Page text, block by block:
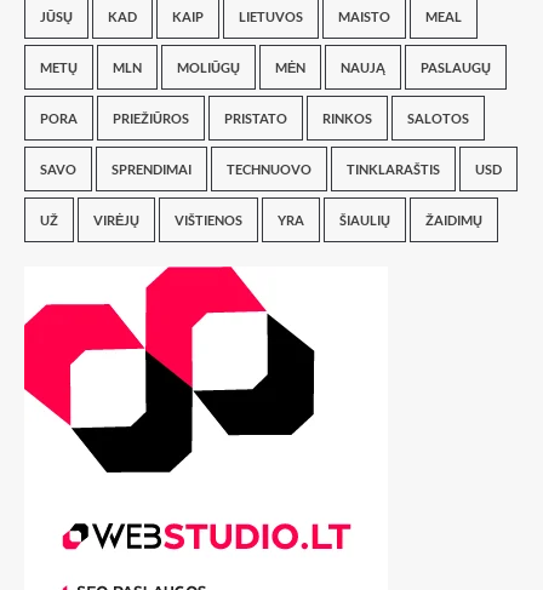
JŪSŲ KAD KAIP LIETUVOS MAISTO MEAL
METŲ MLN MOLIŪGŲ MĖN NAUJĄ PASLAUGŲ
PORA PRIEŽIŪROS PRISTATO RINKOS SALOTOS
SAVO SPRENDIMAI TECHNUOVO TINKLARAŠTIS USD
UŽ VIRĖJŲ VIŠTIENOS YRA ŠIAULIŲ ŽAIDIMŲ